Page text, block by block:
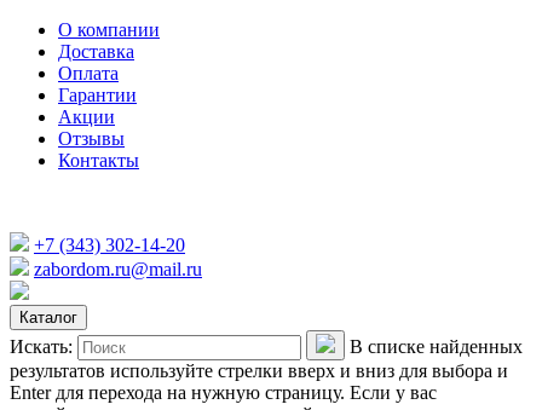
О компании
Доставка
Оплата
Гарантии
Акции
Отзывы
Контакты
+7 (343) 302-14-20
zabordom.ru@mail.ru
Каталог
Искать:
В списке найденных
результатов используйте стрелки вверх и вниз для выбора и
Enter для перехода на нужную страницу. Если у вас